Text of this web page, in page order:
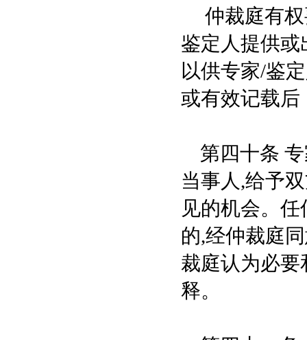
仲裁庭有权
鉴定人提供
以供专家/鉴
或有效记载后
第四十条 专
当事人,给予
见的机会。
的,经仲裁庭
裁庭认为必
释。